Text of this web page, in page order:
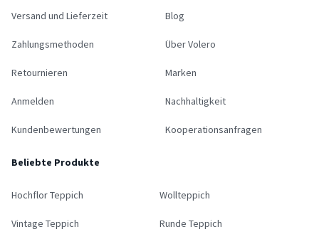
Versand und Lieferzeit
Zahlungsmethoden
Retournieren
Anmelden
Kundenbewertungen
Blog
Über Volero
Marken
Nachhaltigkeit
Kooperationsanfragen
Beliebte Produkte
Hochflor Teppich Wollteppich
Vintage Teppich Runde Teppich